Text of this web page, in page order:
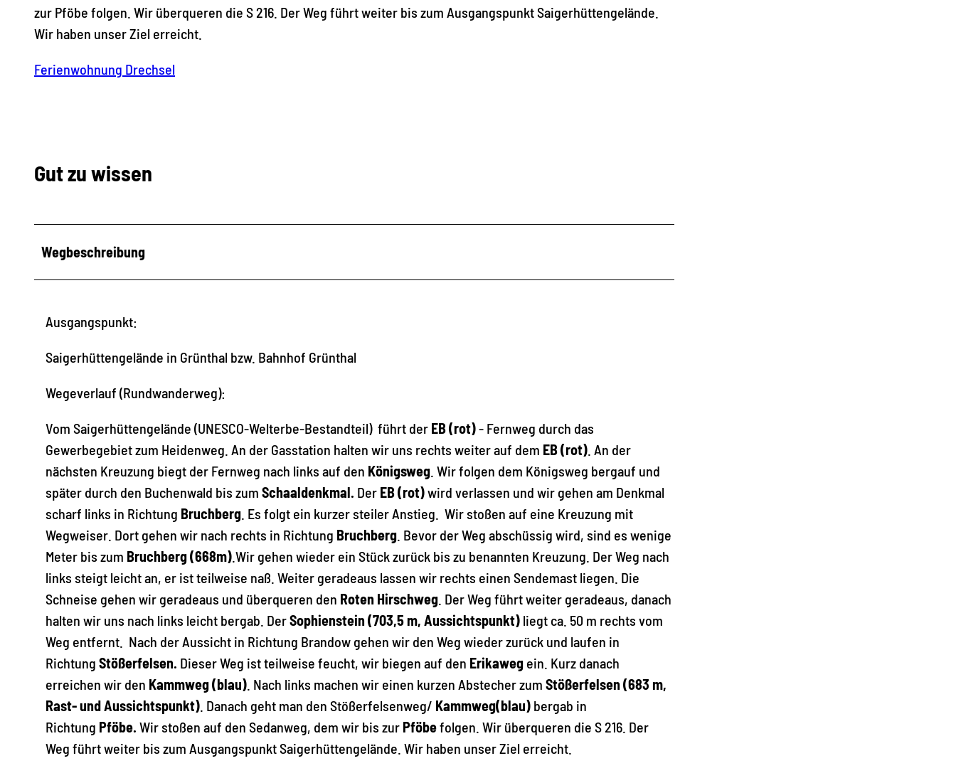
zur Pföbe folgen. Wir überqueren die S 216. Der Weg führt weiter bis zum Ausgangspunkt Saigerhüttengelände.
Wir haben unser Ziel erreicht.
Ferienwohnung Drechsel
Gut zu wissen
Wegbeschreibung
Ausgangspunkt:
Saigerhüttengelände in Grünthal bzw. Bahnhof Grünthal
Wegeverlauf (Rundwanderweg):
Vom Saigerhüttengelände (UNESCO-Welterbe-Bestandteil) führt der EB (rot)- Fernweg durch das
Gewerbegebiet zum Heidenweg. An der Gasstation halten wir uns rechts weiter auf dem EB (rot) . An der
nächsten Kreuzung biegt der Fernweg nach links auf den Königsweg . Wir folgen dem Königsweg bergauf und
später durch den Buchenwald bis zum Schaaldenkmal. Der EB (rot)wird verlassen und wir gehen am Denkmal
scharf links in Richtung Bruchberg . Es folgt ein kurzer steiler Anstieg. Wir stoßen auf eine Kreuzung mit
Wegweiser. Dort gehen wir nach rechts in Richtung Bruchberg . Bevor der Weg abschüssig wird, sind es wenige
Meter bis zum Bruchberg (668m) .Wir gehen wieder ein Stück zurück bis zu benannten Kreuzung. Der Weg nach
links steigt leicht an, er ist teilweise naß. Weiter geradeaus lassen wir rechts einen Sendemast liegen. Die
Schneise gehen wir geradeaus und überqueren den Roten Hirschweg . Der Weg führt weiter geradeaus, danach
halten wir uns nach links leicht bergab. DerSophienstein (703,5 m, Aussichtspunkt) liegt ca. 50 m rechts vom
Weg entfernt. Nach der Aussicht in Richtung Brandow gehen wir den Weg wieder zurück und laufen in
Richtung Stößerfelsen. Dieser Weg ist teilweise feucht, wir biegen auf den Erikaweg ein. Kurz danach
erreichen wir den Kammweg (blau) . Nach links machen wir einen kurzen Abstecher zum Stößerfelsen (683 m,
Rast- und Aussichtspunkt) . Danach geht man den Stößerfelsenweg/ Kammweg(blau) bergab in
Richtung Pföbe. Wir stoßen auf den Sedanweg, dem wir bis zur Pföbefolgen. Wir überqueren die S 216. Der
Weg führt weiter bis zum Ausgangspunkt Saigerhüttengelände. Wir haben unser Ziel erreicht.